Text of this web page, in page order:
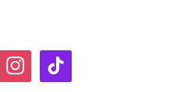
instagram tiktok